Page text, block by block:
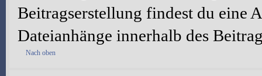
Beitragserstellung findest du eine
Dateianhänge innerhalb des
Nach oben